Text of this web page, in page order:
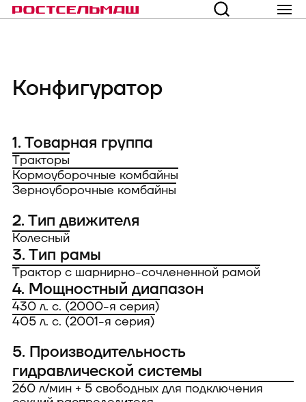
Конфигуратор
1. Товарная группа
Тракторы
Кормоуборочные комбайны
Зерноуборочные комбайны
2. Тип движителя
Колесный
3. Тип рамы
Трактор с шарнирно-сочлененной рамой
4. Мощностный диапазон
430 л. с. (2000-я серия)
405 л. с. (2001-я серия)
5. Производительность
гидравлической системы
260 л/мин + 5 свободных для подключения